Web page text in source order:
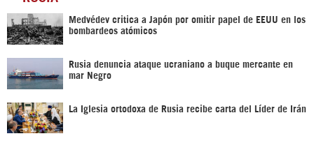
Medvédev critica a Japón por omitir papel de EEUU en los
bombardeos atómicos
Rusia denuncia ataque ucraniano a buque mercante en
mar Negro
La Iglesia ortodoxa de Rusia recibe carta del Líder de Irán